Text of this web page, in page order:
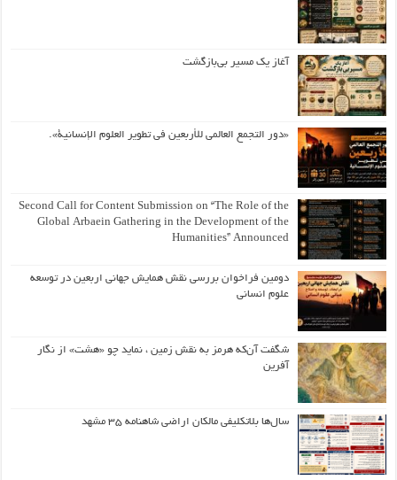
آغاز یک مسیر بی‌بازگشت
«دور التجمع العالمي للأربعين في تطوير العلوم الإنسانية».
Second Call for Content Submission on “The Role of the
Global Arbaein Gathering in the Development of the
Humanities” Announced
دومین فراخوان بررسی نقش همایش جهانی اربعین در توسعه
علوم انسانی
شگفت آن‌که هرمز به نقش زمین ، نماید چو «هشت» از نگار
آفرین
سال‌ها بلاتکلیفی مالکان اراضی شاهنامه ۳۵ مشهد